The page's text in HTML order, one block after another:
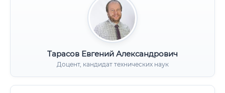
Тарасов Евгений Александрович
Доцент, кандидат технических наук